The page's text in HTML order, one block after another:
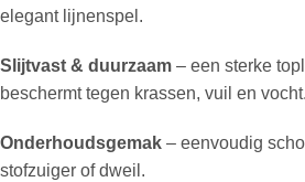
elegant lijnenspel.
Slijtvast & duurzaam – een sterke
beschermt tegen krassen, vuil en vocht.
Onderhoudsgemak – eenvoudig
stofzuiger of dweil.